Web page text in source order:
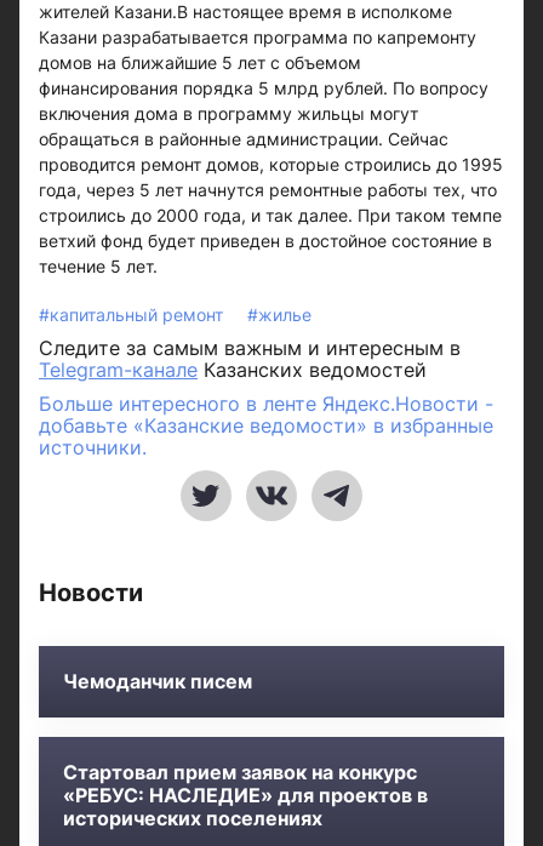
жителей Казани.В настоящее время в исполкоме
Казани разрабатывается программа по капремонту
домов на ближайшие 5 лет с объемом
финансирования порядка 5 млрд рублей. По вопросу
включения дома в программу жильцы могут
обращаться в районные администрации. Сейчас
проводится ремонт домов, которые строились до 1995
года, через 5 лет начнутся ремонтные работы тех, что
строились до 2000 года, и так далее. При таком темпе
ветхий фонд будет приведен в достойное состояние в
течение 5 лет.
#капитальный ремонт #жилье
Следите за самым важным и интересным в
Telegram-канале Казанских ведомостей
Больше интересного в ленте Яндекс.Новости -
добавьте «Казанские ведомости» в избранные
источники.
Новости
Чемоданчик писем
Стартовал прием заявок на конкурс
«РЕБУС: НАСЛЕДИЕ» для проектов в
исторических поселениях